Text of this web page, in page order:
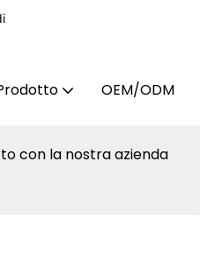
OEM/ODM
con la nostra azienda